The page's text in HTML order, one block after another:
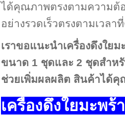
ได้คุณภาพตรงตามความต้
อย่างรวดเร็วตรงตามเวลา
เราขอแนะนำเครื่องดึงใย
ขนาด 1 ชุดและ 2 ชุดสำห
ช่วยเพิ่มผลผลิต สินค้าได้
เครื่องดึงใยมะพร้